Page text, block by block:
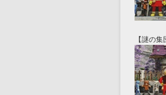
【謎の集